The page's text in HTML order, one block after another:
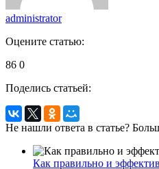
administrator
Оцените статью:
86 0
Поделись статьей:
Не нашли ответа в статье?
Как правильно и